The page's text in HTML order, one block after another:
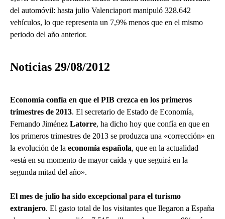
del automóvil: hasta julio Valenciaport manipuló 328.642
vehículos, lo que representa un 7,9% menos que en el mismo
periodo del año anterior.
Noticias 29/08/2012
Economía confía en que el PIB crezca en los primeros
trimestres de 2013. El secretario de Estado de Economía,
Fernando Jiménez Latorre, ha dicho hoy que confía en que en
los primeros trimestres de 2013 se produzca una «corrección» en
la evolución de la economía española, que en la actualidad
«está en su momento de mayor caída y que seguirá en la
segunda mitad del año».
El mes de julio ha sido excepcional para el turismo
extranjero. El gasto total de los visitantes que llegaron a España